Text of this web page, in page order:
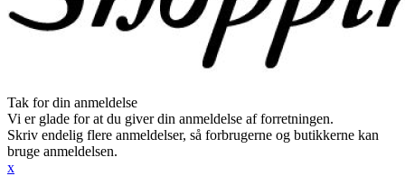
Tak for din anmeldelse
Vi er glade for at du giver din anmeldelse af forretningen.
Skriv endelig flere anmeldelser, så forbrugerne og butikkerne kan
bruge anmeldelsen.
x